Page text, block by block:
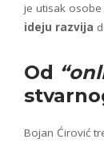
je utisak
ideju razvija
Od
Bojan Ćirović